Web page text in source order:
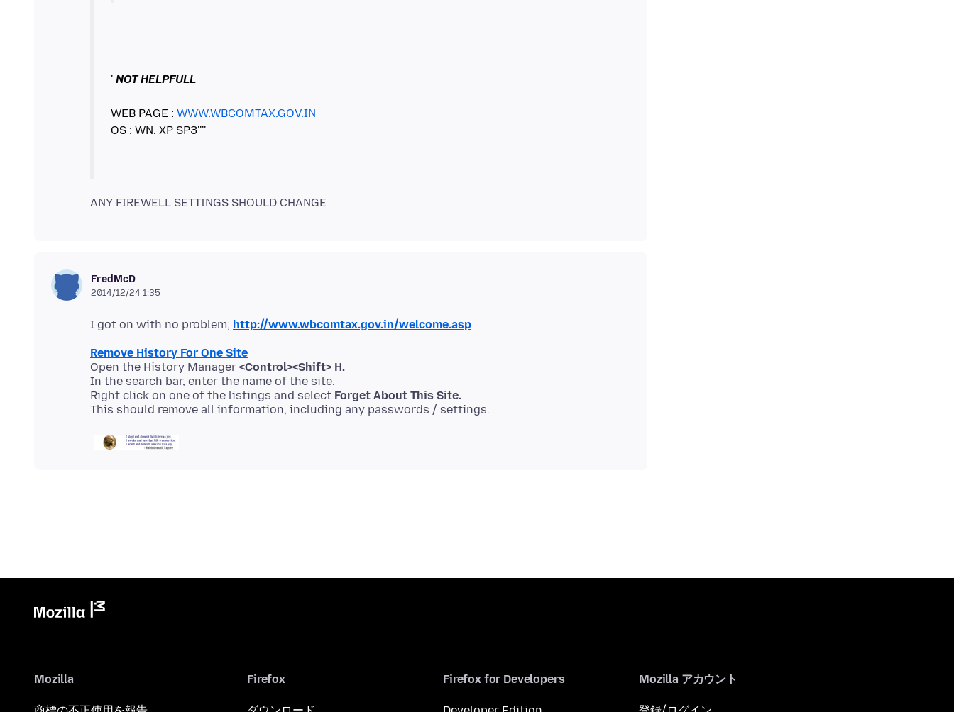
'
WEB PAGE : WWW.WBCOMTAX.GOV.IN
OS : WN. XP SP3''''
FredMcD
2014/12/24 1:35
I got on with no problem; http://www.wbcomtax.gov.in/welcome.asp
Remove History For One Site
Open the History Manager <Control><Shift> H.
In the search bar, enter the name of the site.
Right click on one of the listings and select Forget About This Site.
Mozilla Firefox Firefox for Developers Mozilla アカウント